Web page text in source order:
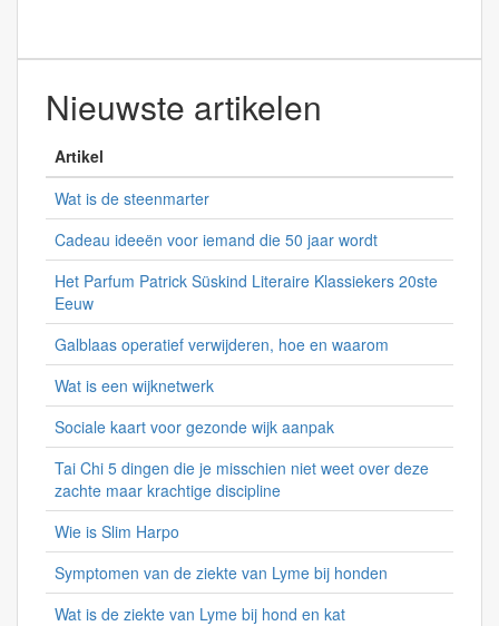
Nieuwste artikelen
Artikel
Wat is de steenmarter
Cadeau ideeën voor iemand die 50 jaar wordt
Het Parfum Patrick Süskind Literaire Klassiekers 20ste
Eeuw
Galblaas operatief verwijderen, hoe en waarom
Wat is een wijknetwerk
Sociale kaart voor gezonde wijk aanpak
Tai Chi 5 dingen die je misschien niet weet over deze
zachte maar krachtige discipline
Wie is Slim Harpo
Symptomen van de ziekte van Lyme bij honden
Wat is de ziekte van Lyme bij hond en kat